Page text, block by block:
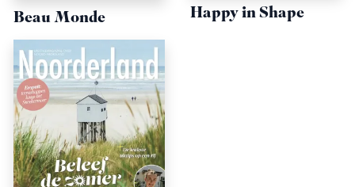
Beau Monde Happy in Shape